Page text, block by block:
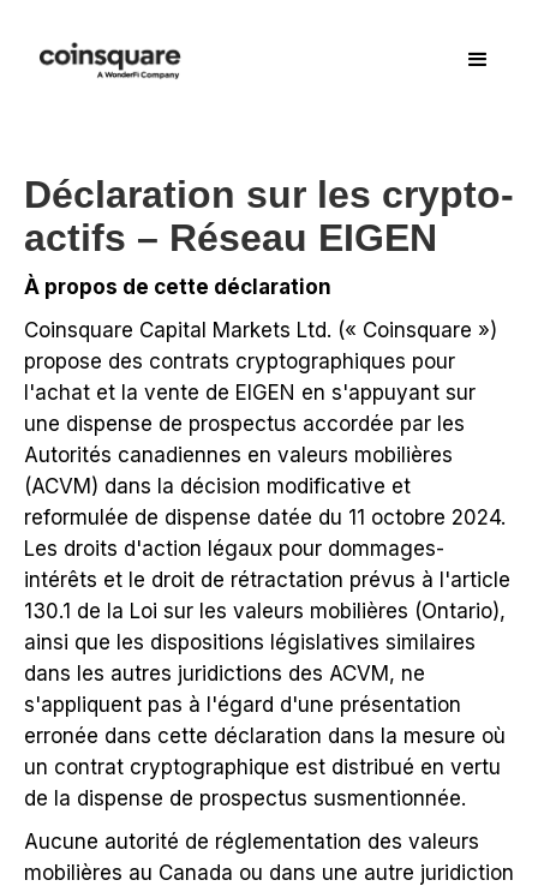
Déclaration sur les crypto-
actifs – Réseau EIGEN
À propos de cette déclaration
Coinsquare Capital Markets Ltd. (« Coinsquare »)
propose des contrats cryptographiques pour
l'achat et la vente de EIGEN en s'appuyant sur
une dispense de prospectus accordée par les
Autorités canadiennes en valeurs mobilières
(ACVM) dans la décision modificative et
reformulée de dispense datée du 11 octobre 2024.
Les droits d'action légaux pour dommages-
intérêts et le droit de rétractation prévus à l'article
130.1 de la Loi sur les valeurs mobilières (Ontario),
ainsi que les dispositions législatives similaires
dans les autres juridictions des ACVM, ne
s'appliquent pas à l'égard d'une présentation
erronée dans cette déclaration dans la mesure où
un contrat cryptographique est distribué en vertu
de la dispense de prospectus susmentionnée.
Aucune autorité de réglementation des valeurs
mobilières au Canada ou dans une autre juridiction